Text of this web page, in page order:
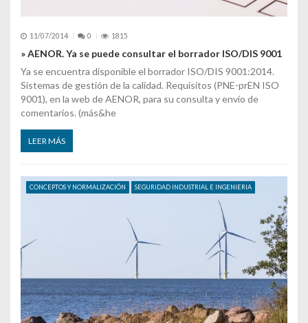
11/07/2014 0 1815
» AENOR. Ya se puede consultar el borrador ISO/DIS 9001
Ya se encuentra disponible el borrador ISO/DIS 9001:2014.
Sistemas de gestión de la calidad. Requisitos (PNE-prEN ISO
9001), en la web de AENOR, para su consulta y envío de
comentarios. (más&he
LEER MÁS
CONCEPTOS Y NORMALIZACIÓN SEGURIDAD INDUSTRIAL E INGENIERIA